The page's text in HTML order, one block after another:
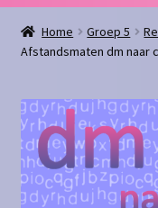
Home
Afrekenen
Algemene
Blog
Contact
Home Groep 5
Afstandsmaten dm naar